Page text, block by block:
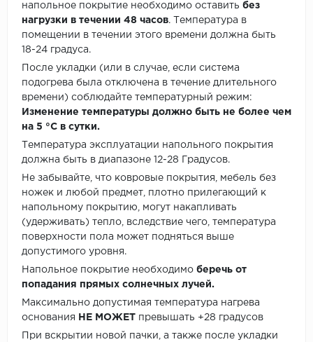
напольное покрытие необходимо оставить без
нагрузки в течении 48 часов. Температура в
помещении в течении этого времени должна быть
18-24 градуса.
После укладки (или в случае, если система
подогрева была отключена в течение длительного
времени) соблюдайте температурный режим:
Изменение температуры должно быть не более чем
на 5 °C в сутки.
Температура эксплуатации напольного покрытия
должна быть в диапазоне 12-28 Градусов.
Не забывайте, что ковровые покрытия, мебель без
ножек и любой предмет, плотно прилегающий к
напольному покрытию, могут накапливать
(удерживать) тепло, вследствие чего, температура
поверхности пола может подняться выше
допустимого уровня.
Напольное покрытие необходимо беречь от
попадания прямых солнечных лучей.
Максимально допустимая температура нагрева
основания
НЕ МОЖЕТ превышать +28 градусов
При вскрытии новой пачки, а также после укладки